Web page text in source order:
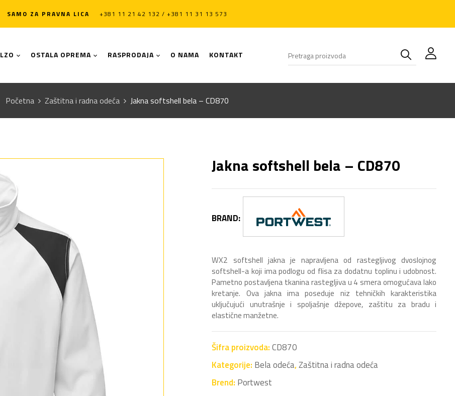
SAMO ZA PRAVNA LICA +381 11 21 42 132 / +381 11 31 13 573
LZO OSTALA OPREMA RASPRODAJA O NAMA KONTAKT
Početna Zaštitna i radna odeća Jakna softshell bela – CD870
Jakna softshell bela – CD870
BRAND:
WX2 softshell jakna je napravljena od rastegljivog dvoslojnog
softshell-a koji ima podlogu od flisa za dodatnu toplinu i udobnost.
Pametno postavljena tkanina rastegljiva u 4 smera omogućava lako
kretanje. Ova jakna ima poseduje niz tehničkih karakteristika
uključujući unutrašnje i spoljašnje džepove, zaštitu za bradu i
elastične manžetne.
Šifra proizvoda:CD870
Kategorije: Bela odeća,Zaštitna i radna odeća
Brend: Portwest